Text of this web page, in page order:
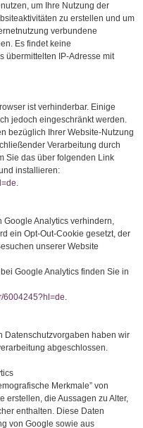
um Ihre Nutzung der
zu erstellen und um
verbundene
Es findet keine
übermittelten IP-Adresse mit
ist verhinderbar. Einige
jedoch eingeschränkt werden.
bezüglich Ihrer Website-Nutzung
Verarbeitung durch
Sie das über folgenden Link
installieren:
.
Google Analytics verhindern,
ein Opt-Out-Cookie gesetzt, der
unserer Website
Google Analytics finden Sie in
6004245?hl=de.
Datenschutzvorgaben haben wir
abgeschlossen.
Merkmale” von
erstellen, die Aussagen zu Alter,
enthalten. Diese Daten
von Google sowie aus